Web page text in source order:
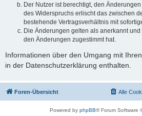
Der Nutzer ist berechtigt, den
des Widerspruchs erlischt das zwischen
bestehende Vertragsverhältnis mit
Die Änderungen gelten als anerkannt
den Änderungen zugestimmt hat.
Informationen über den Umgang mit
in der Datenschutzerklärung enthalten.
Foren-Übersicht Alle
Powered by phpBB® Forum Software